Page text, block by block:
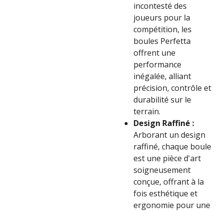
incontesté des
joueurs pour la
compétition, les
boules Perfetta
offrent une
performance
inégalée, alliant
précision, contrôle et
durabilité sur le
terrain.
Design Raffiné :
Arborant un design
raffiné, chaque boule
est une pièce d'art
soigneusement
conçue, offrant à la
fois esthétique et
ergonomie pour une